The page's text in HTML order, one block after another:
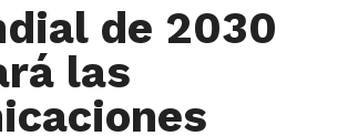
de 2030
las